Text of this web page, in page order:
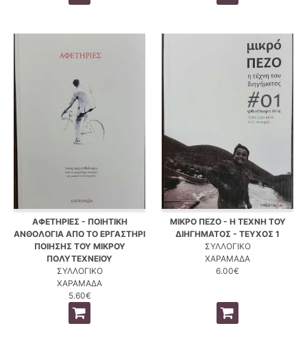
ΑΦΕΤΗΡΙΕΣ - ΠΟΙΗΤΙΚΗ
ΑΝΘΟΛΟΓΙΑ ΑΠΟ ΤΟ ΕΡΓΑΣΤΗΡΙ
ΠΟΙΗΣΗΣ ΤΟΥ ΜΙΚΡΟΥ
ΠΟΛΥΤΕΧΝΕΙΟΥ
ΣΥΛΛΟΓΙΚΟ
ΧΑΡΑΜΑΔΑ
5.60€
ΜΙΚΡΟ ΠΕΖΟ - Η ΤΕΧΝΗ ΤΟΥ
ΔΙΗΓΗΜΑΤΟΣ - ΤΕΥΧΟΣ 1
ΣΥΛΛΟΓΙΚΟ
ΧΑΡΑΜΑΔΑ
6.00€